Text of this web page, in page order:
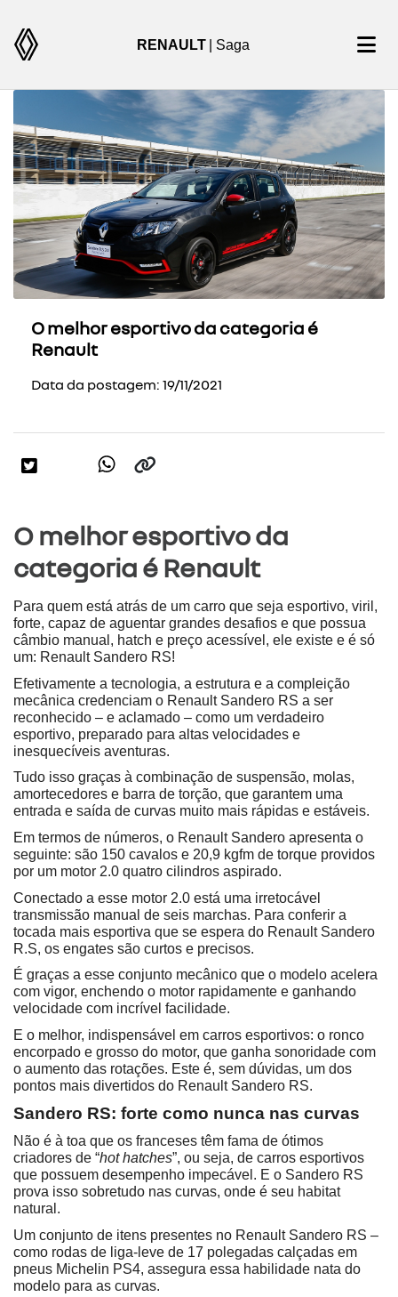
RENAULT | Saga
O melhor esportivo da categoria é
Renault
Data da postagem: 19/11/2021
O melhor esportivo da
categoria é Renault
Para quem está atrás de um carro que seja esportivo, viril,
forte, capaz de aguentar grandes desafios e que possua
câmbio manual, hatch e preço acessível, ele existe e é só
um: Renault Sandero RS!
Efetivamente a tecnologia, a estrutura e a compleição
mecânica credenciam o Renault Sandero RS a ser
reconhecido – e aclamado – como um verdadeiro
esportivo, preparado para altas velocidades e
inesquecíveis aventuras.
Tudo isso graças à combinação de suspensão, molas,
amortecedores e barra de torção, que garantem uma
entrada e saída de curvas muito mais rápidas e estáveis.
Em termos de números, o Renault Sandero apresenta o
seguinte: são 150 cavalos e 20,9 kgfm de torque providos
por um motor 2.0 quatro cilindros aspirado.
Conectado a esse motor 2.0 está uma irretocável
transmissão manual de seis marchas. Para conferir a
tocada mais esportiva que se espera do Renault Sandero
R.S, os engates são curtos e precisos.
É graças a esse conjunto mecânico que o modelo acelera
com vigor, enchendo o motor rapidamente e ganhando
velocidade com incrível facilidade.
E o melhor, indispensável em carros esportivos: o ronco
encorpado e grosso do motor, que ganha sonoridade com
o aumento das rotações. Este é, sem dúvidas, um dos
pontos mais divertidos do Renault Sandero RS.
Sandero RS: forte como nunca nas curvas
Não é à toa que os franceses têm fama de ótimos
criadores de “hot hatches”, ou seja, de carros esportivos
que possuem desempenho impecável. E o Sandero RS
prova isso sobretudo nas curvas, onde é seu habitat
natural.
Um conjunto de itens presentes no Renault Sandero RS –
como rodas de liga-leve de 17 polegadas calçadas em
pneus Michelin PS4, assegura essa habilidade nata do
modelo para as curvas.